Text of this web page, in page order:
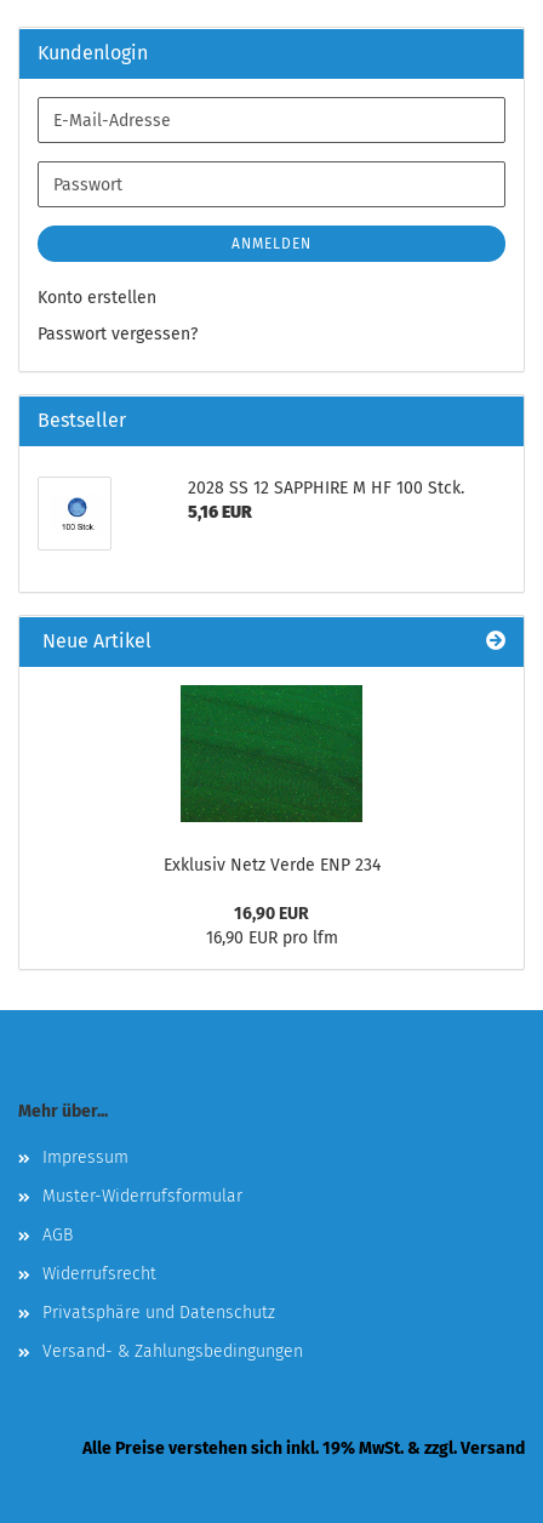
Kundenlogin
E-
Mail-
Adresse
Passwort
ANMELDEN
Konto erstellen
Passwort vergessen?
Bestseller
2028 SS 12 SAPPHIRE M HF 100 Stck.
5,16 EUR
Neue Artikel
Exklusiv Netz Verde ENP 234
16,90 EUR
16,90 EUR pro lfm
Mehr über...
Impressum
Muster-Widerrufsformular
AGB
Widerrufsrecht
Privatsphäre und Datenschutz
Versand- & Zahlungsbedingungen
Alle Preise verstehen sich inkl. 19% MwSt. & zzgl. Versand